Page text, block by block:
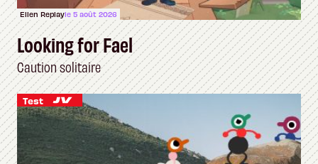
Ellen Replayle 5 août 2026
Looking for Fael
Caution solitaire
Test